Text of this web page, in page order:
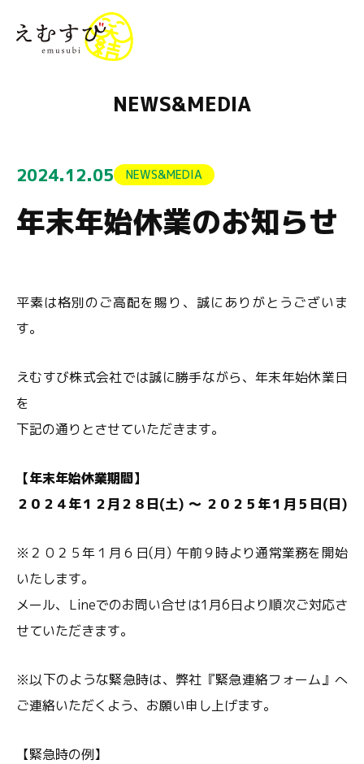
NEWS&MEDIA
2024.12.05 NEWS&MEDIA
年末年始休業のお知らせ
平素は格別のご高配を賜り、誠にありがとうございま
す。
えむすび株式会社では誠に勝手ながら、年末年始休業日
を
下記の通りとさせていただきます。
【年末年始休業期間】
２ ０２４年１２月２８日(土) ～ ２０２５年１月５日(日)
※２０２５年１月６日(月) 午前９時より通常業務を開始
いたします。
メール、Lineでのお問い合せは1月6日より順次ご対応さ
せていただきます。
※以下のような緊急時は、弊社『緊急連絡フォーム』へ
ご連絡いただくよう、お願い申し上げます。
【緊急時の例】